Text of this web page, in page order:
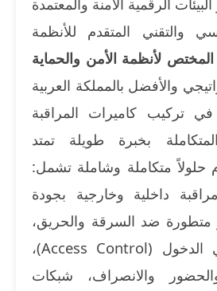
والتقني المتقدم للأنظمة
لأنظمة الأمن والحماية
والأفضل بالمملكة العربية
في تركيب كاميرات المراقبة
بخبرة طويلة تمتد
متكاملة وشاملة تشمل:
داخلية وخارجية بجودة
متطورة ضد السرقة والحريق،
أنظمة التحكم في الدخول (Access Control)،
والانصراف، شبكات